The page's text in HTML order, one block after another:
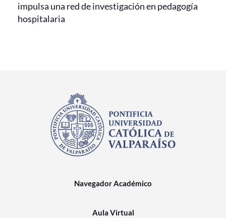
impulsa una red de investigación en pedagogía
hospitalaria
Navegador Académico
Aula Virtual